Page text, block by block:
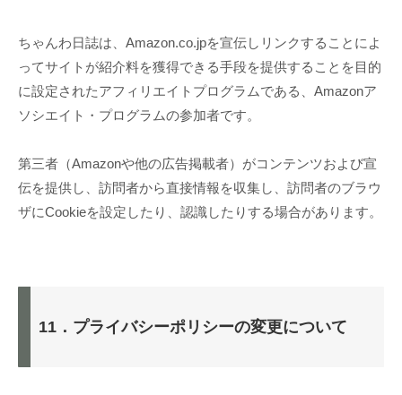
ちゃんわ日誌は、Amazon.co.jpを宣伝しリンクすることによ
ってサイトが紹介料を獲得できる手段を提供することを目的
に設定されたアフィリエイトプログラムである、Amazonア
ソシエイト・プログラムの参加者です。
第三者（Amazonや他の広告掲載者）がコンテンツおよび宣
伝を提供し、訪問者から直接情報を収集し、訪問者のブラウ
ザにCookieを設定したり、認識したりする場合があります。
11．プライバシーポリシーの変更について